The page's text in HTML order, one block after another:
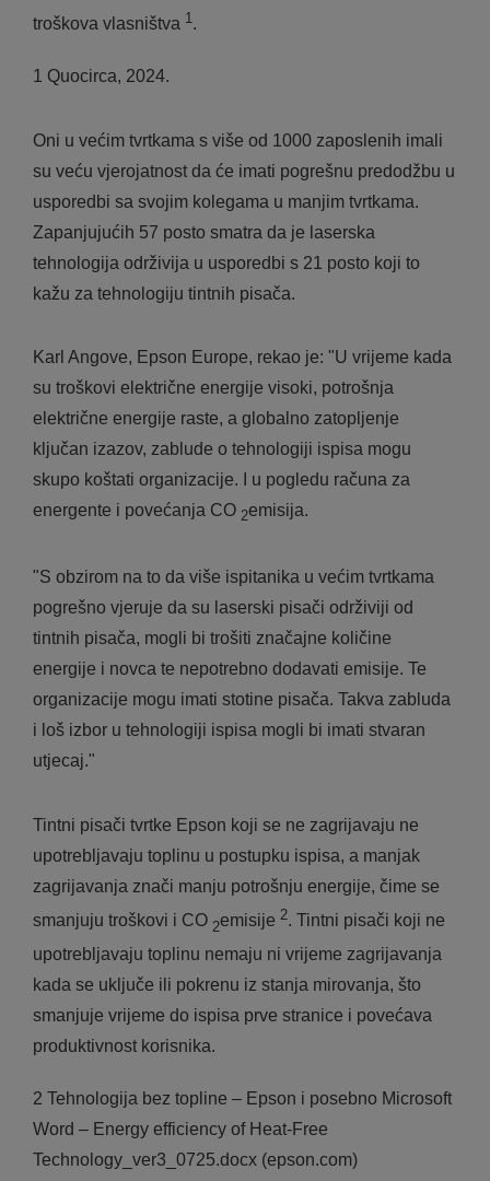
troškova vlasništva 1.
1 Quocirca, 2024.
Oni u većim tvrtkama s više od 1000 zaposlenih imali
su veću vjerojatnost da će imati pogrešnu predodžbu u
usporedbi sa svojim kolegama u manjim tvrtkama.
Zapanjujućih 57 posto smatra da je laserska
tehnologija održivija u usporedbi s 21 posto koji to
kažu za tehnologiju tintnih pisača.
Karl Angove, Epson Europe, rekao je: "U vrijeme kada
su troškovi električne energije visoki, potrošnja
električne energije raste, a globalno zatopljenje
ključan izazov, zablude o tehnologiji ispisa mogu
skupo koštati organizacije. I u pogledu računa za
energente i povećanja CO 2emisija.
"S obzirom na to da više ispitanika u većim tvrtkama
pogrešno vjeruje da su laserski pisači održiviji od
tintnih pisača, mogli bi trošiti značajne količine
energije i novca te nepotrebno dodavati emisije. Te
organizacije mogu imati stotine pisača. Takva zabluda
i loš izbor u tehnologiji ispisa mogli bi imati stvaran
utjecaj."
Tintni pisači tvrtke Epson koji se ne zagrijavaju ne
upotrebljavaju toplinu u postupku ispisa, a manjak
zagrijavanja znači manju potrošnju energije, čime se
smanjuju troškovi i CO 2emisije 2. Tintni pisači koji ne
upotrebljavaju toplinu nemaju ni vrijeme zagrijavanja
kada se uključe ili pokrenu iz stanja mirovanja, što
smanjuje vrijeme do ispisa prve stranice i povećava
produktivnost korisnika.
2 Tehnologija bez topline – Epson i posebno Microsoft
Word – Energy efficiency of Heat-Free
Technology_ver3_0725.docx (epson.com)